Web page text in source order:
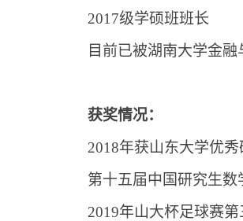
2017级学硕班班长
目前已被湖南大学金
获奖情况：
2018年获山东大学优秀
第十五届中国研究生数
2019年山大杯足球赛第